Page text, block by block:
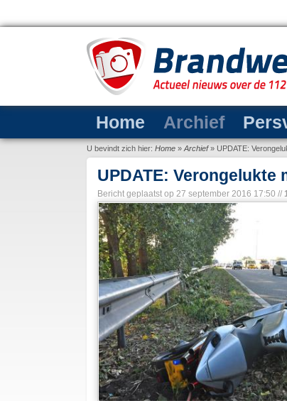
Home Archief
U bevindt zich hier: Home » Archief» UPDATE:
UPDATE: Verongelukte
Bericht geplaatst op 27 september 2016 17:50 //